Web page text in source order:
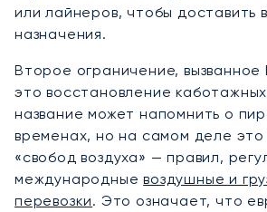
или лайнеров, чтобы доставить
назначения.
Второе ограничение, вызванное
это восстановление
название может напомнить о
временах, но на самом деле
«свобод воздуха» — правил,
международныевоздушные и
перевозки. Это означает, что